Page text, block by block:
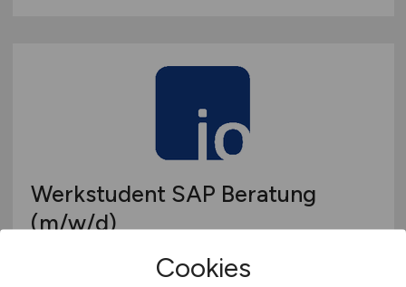
Werkstudent SAP Beratung
(m/w/d)
io-consultants GmbH & Co. KG
Cookies